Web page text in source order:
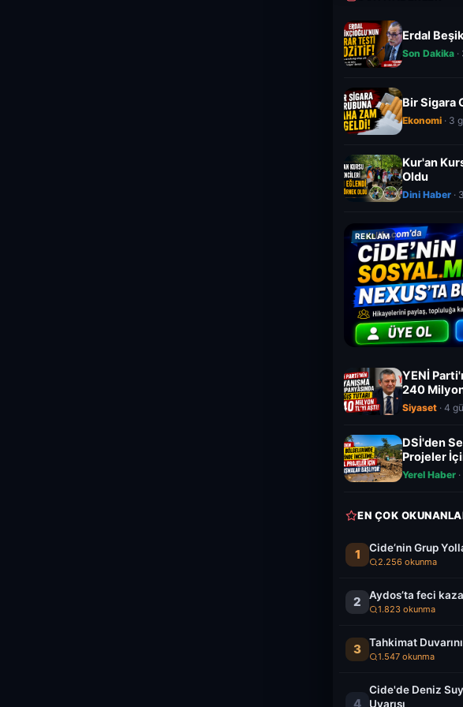
Erdal
Son Dakika
Bir Sigara
Ekonomi · 3
Kur'an
Oldu
Dini Haber ·
REKLAM
YENİ
240
Siyaset · 4
DSİ'den
Projeler
Yerel Haber
EN ÇOK
1 Cide’nin Grup
2.256 okunma
2 Aydos’ta feci
1.823 okunma
3 Tahkimat
1.547 okunma
4
Cide'de Deniz
Uyarısı